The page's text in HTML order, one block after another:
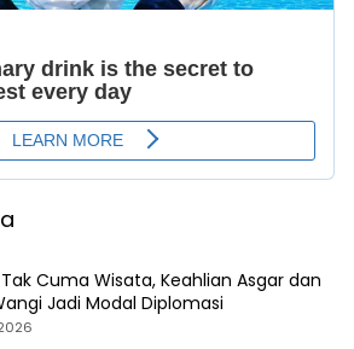
Cuma Wisata, Keahlian Asgar dan
Jadi Modal Diplomasi